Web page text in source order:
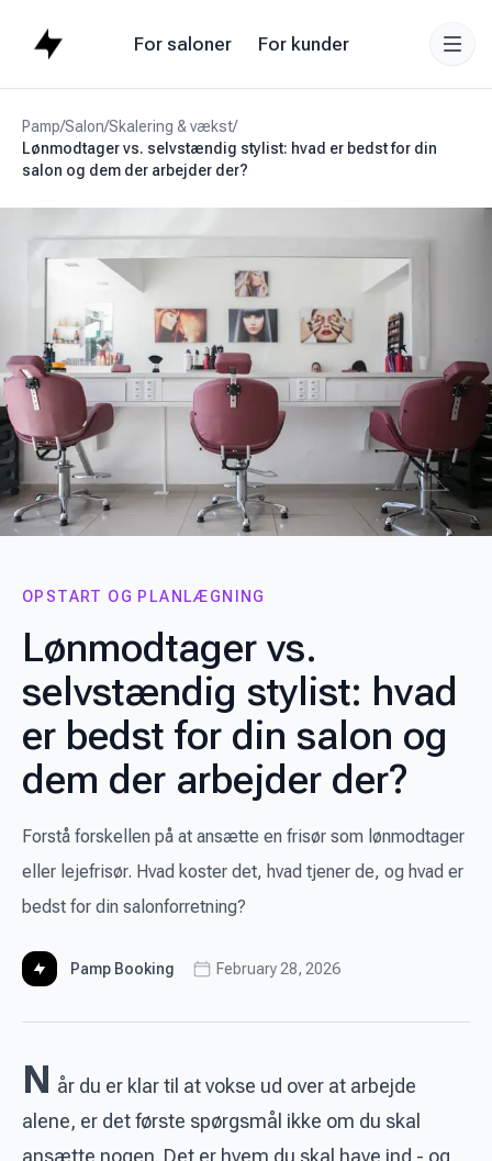
For saloner For kunder
Pamp/Salon/Skalering & vækst/
Lønmodtager vs. selvstændig stylist: hvad er bedst for din
salon og dem der arbejder der?
OPSTART OG PLANLÆGNING
Lønmodtager vs.
selvstændig stylist: hvad
er bedst for din salon og
dem der arbejder der?
Forstå forskellen på at ansætte en frisør som lønmodtager
eller lejefrisør. Hvad koster det, hvad tjener de, og hvad er
bedst for din salonforretning?
Pamp Booking February 28, 2026
N år du er klar til at vokse ud over at arbejde
alene, er det første spørgsmål ikke om du skal
ansætte nogen. Det er hvem du skal have ind - og